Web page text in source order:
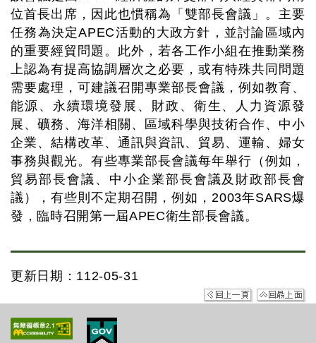
位首長出席，因此也慣稱為「雙部長會議」。主要
任務為決定APEC活動的大政方針，並討論區域內
的重要經貿問題。此外，若各工作小組在推動業務
上認為有提高協調層次之必要，或有特殊共同問題
需要處理，可建議召開專業部長會議，例如教育、
能源、永續環境發展、財政、衛生、人力資源發
展、礦務、海洋相關、區域科學與技術合作、中小
企業、結構改革、通訊與資訊、貿易、運輸、婦女
事務與觀光。有些專業部長會議每年舉行（例如，
貿易部長會議、中小企業部長會議及財政部長會
議），有些則不定期召開，例如，2003年SARS爆
發，臨時召開第一屆APEC衛生部長會議。
更新日期：112-05-31